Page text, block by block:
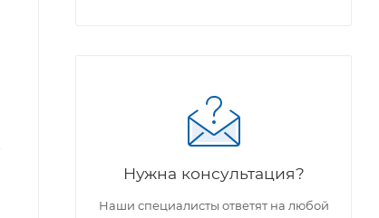
Нужна консультация?
Наши специалисты ответят на любой